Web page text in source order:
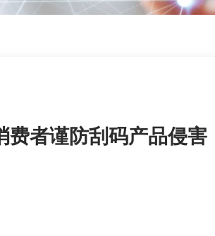
费者谨防刮码产品侵害